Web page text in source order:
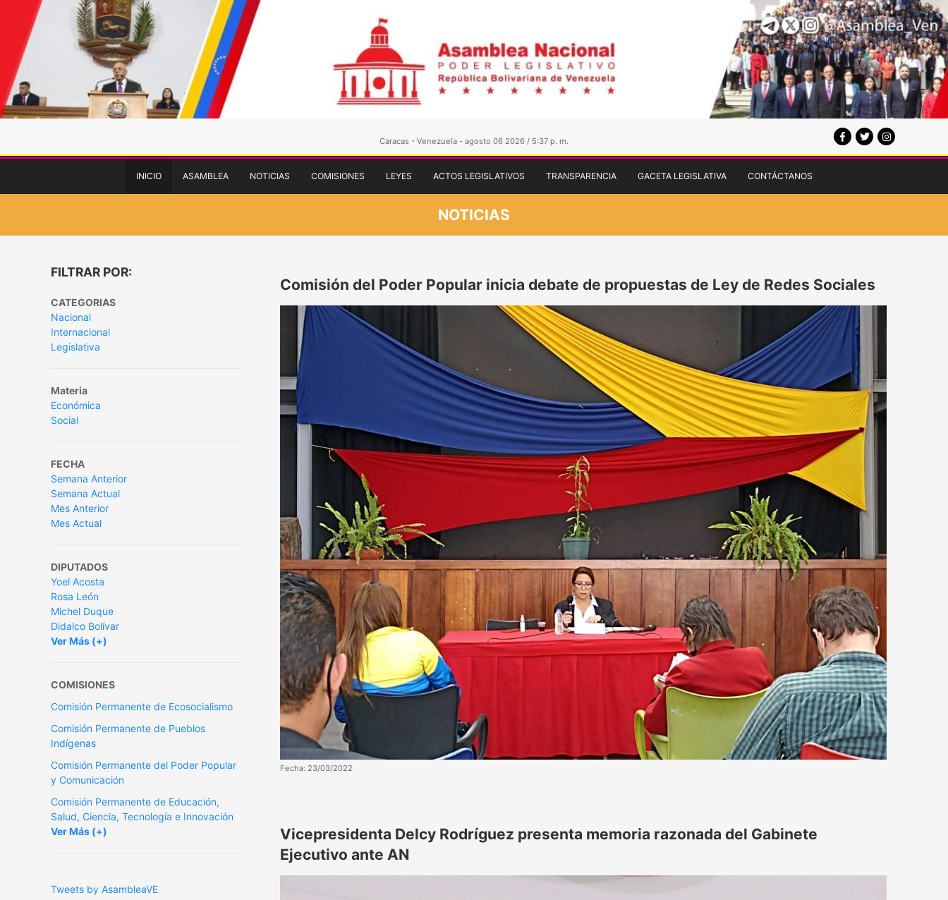
Caracas - Venezuela - agosto 06 2026 / 5:37 p. m.
INICIO ASAMBLEA NOTICIAS COMISIONES LEYES ACTOS LEGISLATIVOS TRANSPARENCIA GACETA LEGISLATIVA CONTÁCTANOS
NOTICIAS
FILTRAR POR:
CATEGORIAS
Nacional
Internacional
Legislativa
Materia
Económica
Social
FECHA
Semana Anterior
Semana Actual
Mes Anterior
Mes Actual
DIPUTADOS
Yoel Acosta
Rosa León
Michel Duque
Didalco Bolívar
Ver Más (+)
COMISIONES
Comisión Permanente de Ecosocialismo
Comisión Permanente de Pueblos
Indígenas
Comisión Permanente del Poder Popular
y Comunicación
Comisión Permanente de Educación,
Salud, Ciencia, Tecnología e Innovación
Ver Más (+)
Tweets by AsambleaVE
Comisión del Poder Popular inicia debate de propuestas de Ley de Redes Sociales
Fecha: 23/03/2022
Vicepresidenta Delcy Rodríguez presenta memoria razonada del Gabinete
Ejecutivo ante AN